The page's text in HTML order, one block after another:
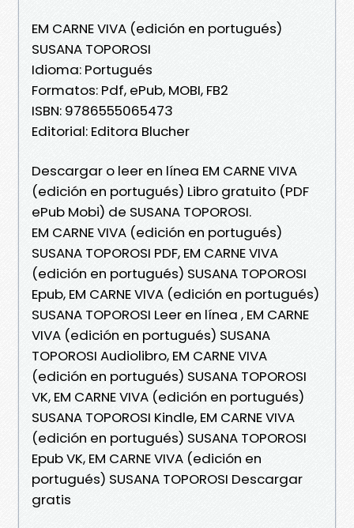
EM CARNE VIVA (edición en portugués)
SUSANA TOPOROSI
Idioma: Portugués
Formatos: Pdf, ePub, MOBI, FB2
ISBN: 9786555065473
Editorial: Editora Blucher
Descargar o leer en línea EM CARNE VIVA
(edición en portugués) Libro gratuito (PDF
ePub Mobi) de SUSANA TOPOROSI.
EM CARNE VIVA (edición en portugués)
SUSANA TOPOROSI PDF, EM CARNE VIVA
(edición en portugués) SUSANA TOPOROSI
Epub, EM CARNE VIVA (edición en portugués)
SUSANA TOPOROSI Leer en línea , EM CARNE
VIVA (edición en portugués) SUSANA
TOPOROSI Audiolibro, EM CARNE VIVA
(edición en portugués) SUSANA TOPOROSI
VK, EM CARNE VIVA (edición en portugués)
SUSANA TOPOROSI Kindle, EM CARNE VIVA
(edición en portugués) SUSANA TOPOROSI
Epub VK, EM CARNE VIVA (edición en
portugués) SUSANA TOPOROSI Descargar
gratis